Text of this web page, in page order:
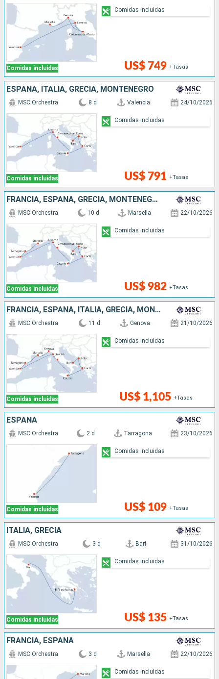
Comidas incluidas US$ 749 +Tasas
Comidas incluidas
ESPAÑA, ITALIA, GRECIA, MONTENEGRO
Comidas incluidas
MSC Orchestra 8 d Valencia 24/10/2026
US$ 791 +Tasas
Comidas incluidas
FRANCIA, ESPAÑA, GRECIA, MONTENEGRO, ITALIA
Comidas incluidas
MSC Orchestra 10 d Marsella 22/10/2026
US$ 982 +Tasas
Comidas incluidas
FRANCIA, ESPAÑA, ITALIA, GRECIA, MONTENEGRO
Comidas incluidas
MSC Orchestra 11 d Genova 21/10/2026
US$ 1,105 +Tasas
Comidas incluidas
ESPAÑA
Comidas incluidas
MSC Orchestra 2 d Tarragona 23/10/2026
US$ 109 +Tasas
Comidas incluidas
ITALIA, GRECIA
Comidas incluidas
MSC Orchestra 3 d Bari 31/10/2026
US$ 135 +Tasas
Comidas incluidas
FRANCIA, ESPAÑA
MSC Orchestra 3 d Marsella 22/10/2026
Comidas incluidas